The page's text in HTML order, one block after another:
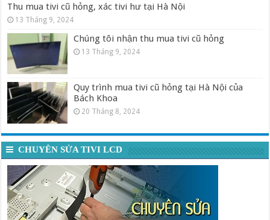
Thu mua tivi cũ hỏng, xác tivi hư tại Hà Nội
13 Tháng 9, 2024
Chúng tôi nhận thu mua tivi cũ hỏng
13 Tháng 9, 2024
Quy trình mua tivi cũ hỏng tại Hà Nội của
Bách Khoa
20 Tháng 8, 2024
CHUYÊN SỬA TIVI LCD